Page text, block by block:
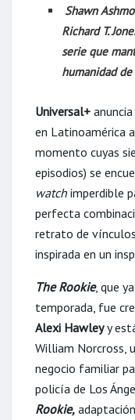
Shawn
Richard T.
serie que
humanidad
Universal+
en Latinoamérica a
momento cuyas
episodios) se
watch imperdible
perfecta
retrato de
inspirada en un
The Rookie, que
temporada, fue
Alexi Hawleyy
William Norcross,
negocio familiar
policía de Los
Rookie,